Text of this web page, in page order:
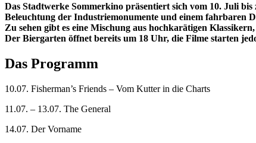
Das Stadtwerke Sommerkino präsentiert sich vom 10. Juli
Beleuchtung der Industriemonumente und einem fahrbaren
Zu sehen gibt es eine Mischung aus hochkarätigen
Der Biergarten öffnet bereits um 18 Uhr, die Filme starten
Das Programm
10.07. Fisherman’s Friends – Vom Kutter in die Charts
11.07. – 13.07. The General
14.07. Der Vorname